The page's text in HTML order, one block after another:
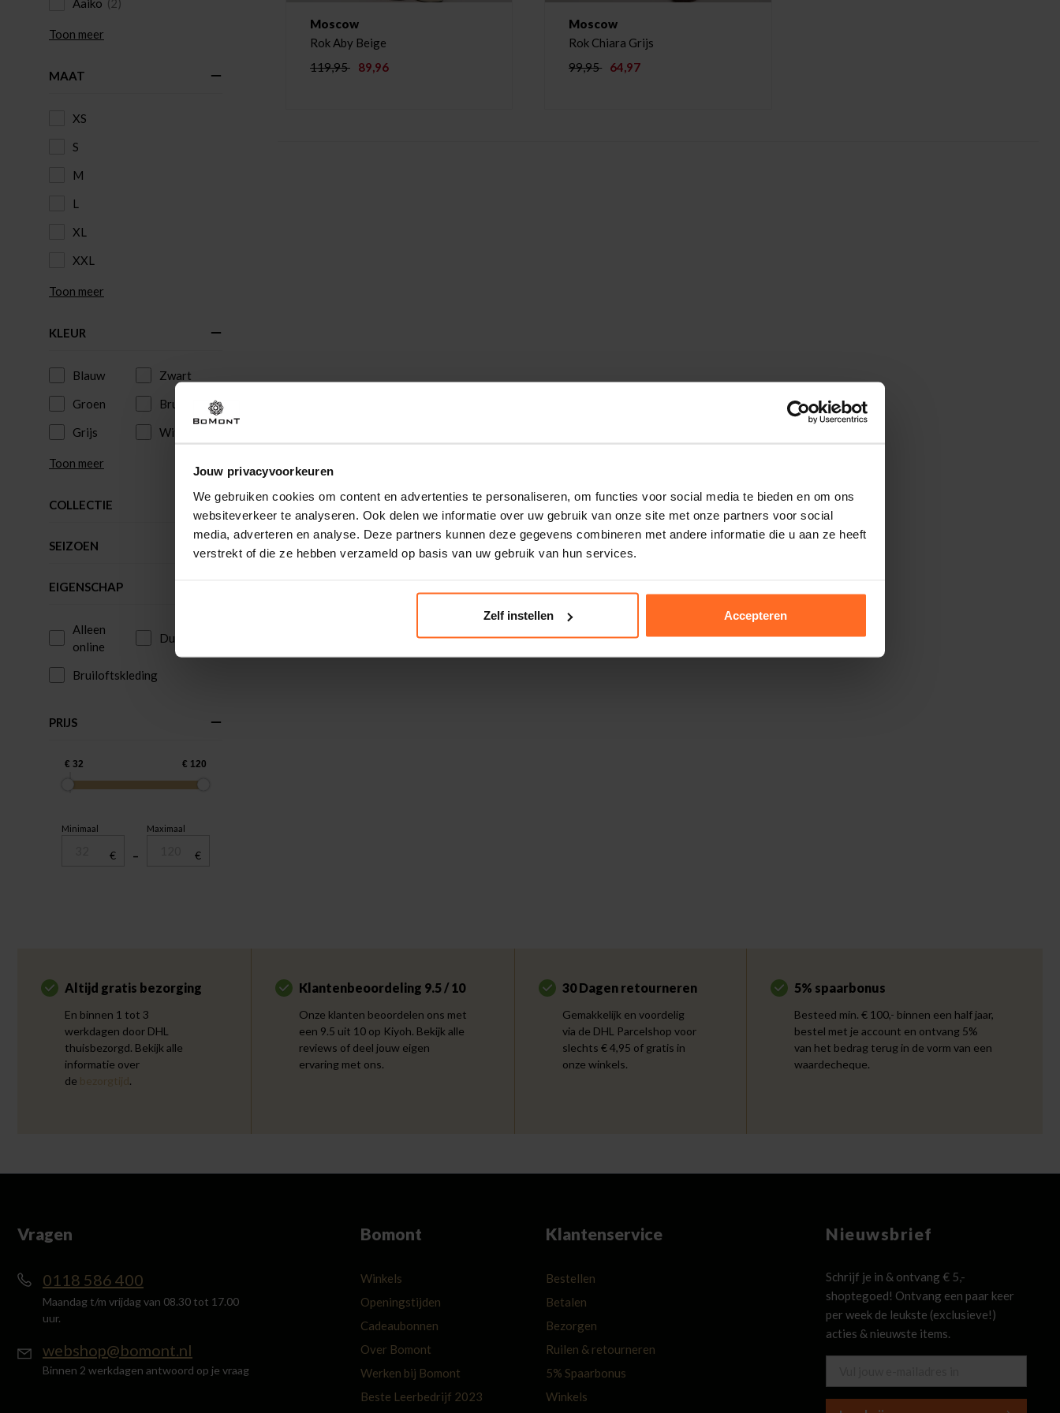
Jouw privacyvoorkeuren
We gebruiken cookies om content en advertenties te personaliseren, om functies voor social media te bieden en om ons
websiteverkeer te analyseren. Ook delen we informatie over uw gebruik van onze site met onze partners voor social
media, adverteren en analyse. Deze partners kunnen deze gegevens combineren met andere informatie die u aan ze heeft
verstrekt of die ze hebben verzameld op basis van uw gebruik van hun services.
Zelf instellen Accepteren
Aaiko (2)
Toon meer
MAAT
XS
S
M
L
XL
XXL
Toon meer
KLEUR
Blauw
Zwart
Groen
Bruin
Grijs
Wit
Toon meer
COLLECTIE
SEIZOEN
EIGENSCHAP
Alleen
online
Duurzaam
Bruiloftskleding
PRIJS
Minimaal
€ –
Maximaal
€
Moscow
Rok Aby Beige
119,95
89,96
Moscow
Rok Chiara Grijs
99,95
64,97
Altijd gratis bezorging
En binnen 1 tot 3
werkdagen door DHL
thuisbezorgd. Bekijk alle
informatie over
de bezorgtijd.
Klantenbeoordeling 9.5 / 10
Onze klanten beoordelen ons met
een 9.5 uit 10 op Kiyoh. Bekijk alle
reviews of deel jouw eigen
ervaring met ons.
30 Dagen retourneren
Gemakkelijk en voordelig
via de DHL Parcelshop voor
slechts € 4,95 of gratis in
onze winkels.
5% spaarbonus
Besteed min. € 100,- binnen een half jaar,
bestel met je account en ontvang 5%
van het bedrag terug in de vorm van een
waardecheque.
Vragen
0118 586 400
Maandag t/m vrijdag van 08.30 tot 17.00
uur.
webshop@bomont.nl
Binnen 2 werkdagen antwoord op je vraag
Bomont
Winkels
Openingstijden
Cadeaubonnen
Over Bomont
Werken bij Bomont
Beste Leerbedrijf 2023
Klantenservice
Bestellen
Betalen
Bezorgen
Ruilen & retourneren
5% Spaarbonus
Winkels
Nieuwsbrief
Schrijf je in & ontvang € 5,-
shoptegoed! Ontvang een paar keer
per week de leukste (exclusieve!)
acties & nieuwste items.